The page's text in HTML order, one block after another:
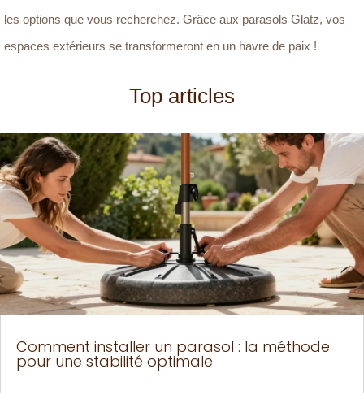
les options que vous recherchez. Grâce aux parasols Glatz, vos
espaces extérieurs se transformeront en un havre de paix !
Top articles
Comment installer un parasol : la méthode
pour une stabilité optimale